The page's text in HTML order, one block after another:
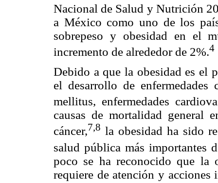
Nacional de Salud y Nutrición
a México como uno de los
sobrepeso y obesidad en el
incremento de alrededor de 2%.4
Debido a que la obesidad es el
el desarrollo de enfermedades
mellitus, enfermedades
causas de mortalidad general
cáncer,7,8 la obesidad ha sido
salud pública más importantes
poco se ha reconocido que la
requiere de atención y acciones